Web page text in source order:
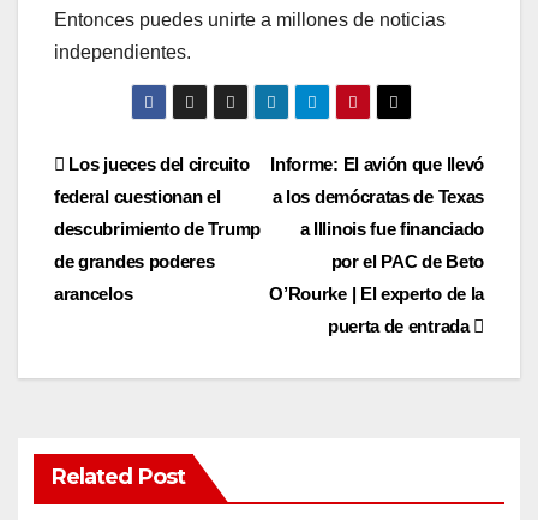
Entonces puedes unirte a millones de noticias
independientes.
Post
navigation
Informe: El avión que llevó
a los demócratas de Texas
a Illinois fue financiado
por el PAC de Beto
O’Rourke | El experto de la
puerta de entrada
Los jueces del circuito
federal cuestionan el
descubrimiento de Trump
de grandes poderes
arancelos
Related Post